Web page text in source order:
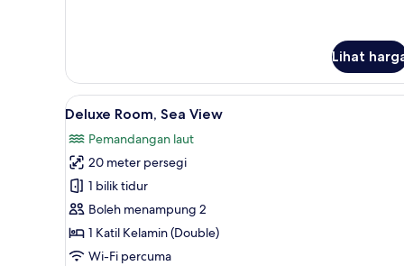
Lihat
Lihat
semua
foto
untuk
Deluxe
Room,
Sea
View
Deluxe Room, Sea View |
1
Deluxe Room, Sea View
Pemandangan laut
20 meter persegi
1 bilik tidur
Boleh menampung 2
1 Katil Kelamin (Double)
Wi-Fi percuma